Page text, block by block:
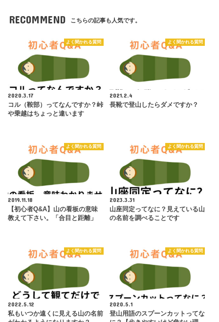
RECOMMEND こちらの記事も人気です。
よく聞かれる質問
2020.3.17
コル（鞍部）ってなんですか？峠
や乗越はちょっと違います
よく聞かれる質問
2021.2.4
長靴で登山したらダメですか？
よく聞かれる質問
2019.11.18
【初心者Q&A】山の看板の意味
教えて下さい。「合目と距離」
よく聞かれる質問
2023.3.31
山座同定ってなに？見えている山
の名前を調べることです
よく聞かれる質問
2022.5.12
私もいつか遠くに見える山の名前
よく聞かれる質問
2020.5.1
登山用語のスプーンカットってな